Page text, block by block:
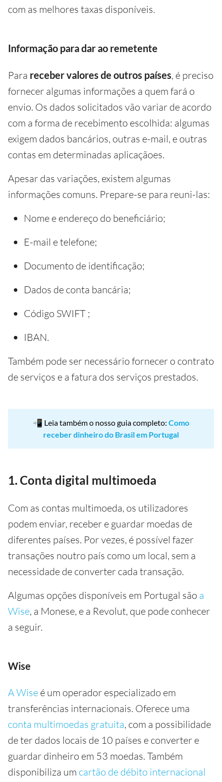
com as melhores taxas disponíveis.
Informação para dar ao remetente
Para receber valores de outros países, é preciso
fornecer algumas informações a quem fará o
envio. Os dados solicitados vão variar de acordo
com a forma de recebimento escolhida: algumas
exigem dados bancários, outras e-mail, e outras
contas em determinadas aplicaçãoes.
Apesar das variações, existem algumas
informações comuns. Prepare-se para reuni-las:
Nome e endereço do beneficiário;
E-mail e telefone;
Documento de identificação;
Dados de conta bancária;
Código SWIFT ;
IBAN.
Também pode ser necessário fornecer o contrato
de serviços e a fatura dos serviços prestados.
📲 Leia também o nosso guia completo: Como
receber dinheiro do Brasil em Portugal
1. Conta digital multimoeda
Com as contas multimoeda, os utilizadores
podem enviar, receber e guardar moedas de
diferentes países. Por vezes, é possível fazer
transações noutro país como um local, sem a
necessidade de converter cada transação.
Algumas opções disponíveis em Portugal são a
Wise, a Monese, e a Revolut, que pode conhecer
a seguir.
Wise
A Wise é um operador especializado em
transferências internacionais. Oferece uma
conta multimoedas gratuita, com a possibilidade
de ter dados locais de 10 países e converter e
guardar dinheiro em 53 moedas. Também
disponibiliza um cartão de débito internacional